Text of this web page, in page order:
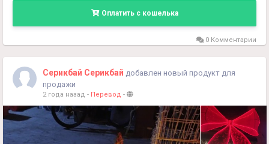
Доставка по Ташкенту бесплатно регионам по
Оплатить с кошелька
0 Комментарии
Серикбай Серикбай добавлен новый продукт для
продажи
2 года назад - Перевод -